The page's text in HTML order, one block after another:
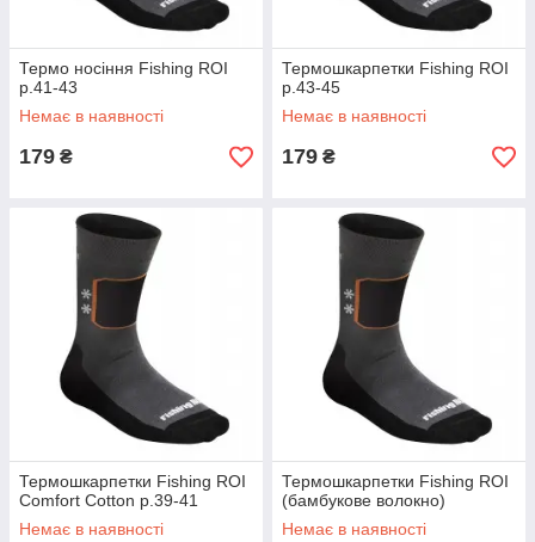
Термо носіння Fishing ROI
р.41-43
Немає в наявності
179 ₴
Термошкарпетки Fishing ROI
р.43-45
Немає в наявності
179 ₴
Термошкарпетки Fishing ROI
Comfort Cotton р.39-41
Немає в наявності
Термошкарпетки Fishing ROI
(бамбукове волокно)
Немає в наявності